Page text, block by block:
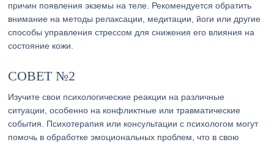
причин появления экземы на теле. Рекомендуется обратить
внимание на методы релаксации, медитации, йоги или другие
способы управления стрессом для снижения его влияния на
состояние кожи.
СОВЕТ №2
Изучите свои психологические реакции на различные
ситуации, особенно на конфликтные или травматические
события. Психотерапия или консультации с психологом могут
помочь в обработке эмоциональных проблем, что в свою